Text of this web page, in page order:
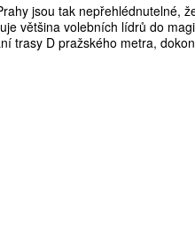
jsou tak nepřehlédnutelné,
většina volebních lídrů do
trasy D pražského metra,